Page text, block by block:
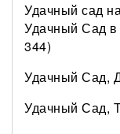
Удачный сад
Удачный Сад
344)
Удачный Сад,
Удачный Сад,